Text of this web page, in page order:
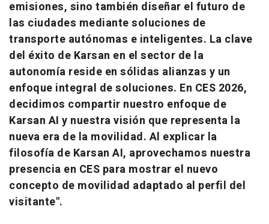
emisiones, sino también diseñar el futuro de
las ciudades mediante soluciones de
transporte autónomas e inteligentes. La clave
del éxito de Karsan en el sector de la
autonomía reside en sólidas alianzas y un
enfoque integral de soluciones. En CES 2026,
decidimos compartir nuestro enfoque de
Karsan AI y nuestra visión que representa la
nueva era de la movilidad. Al explicar la
filosofía de Karsan AI, aprovechamos nuestra
presencia en CES para mostrar el nuevo
concepto de movilidad adaptado al perfil del
visitante".